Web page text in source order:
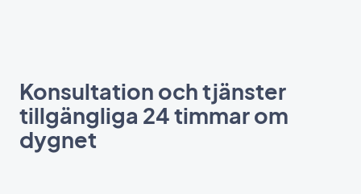
Konsultation och tjänster
tillgängliga 24 timmar om
dygnet